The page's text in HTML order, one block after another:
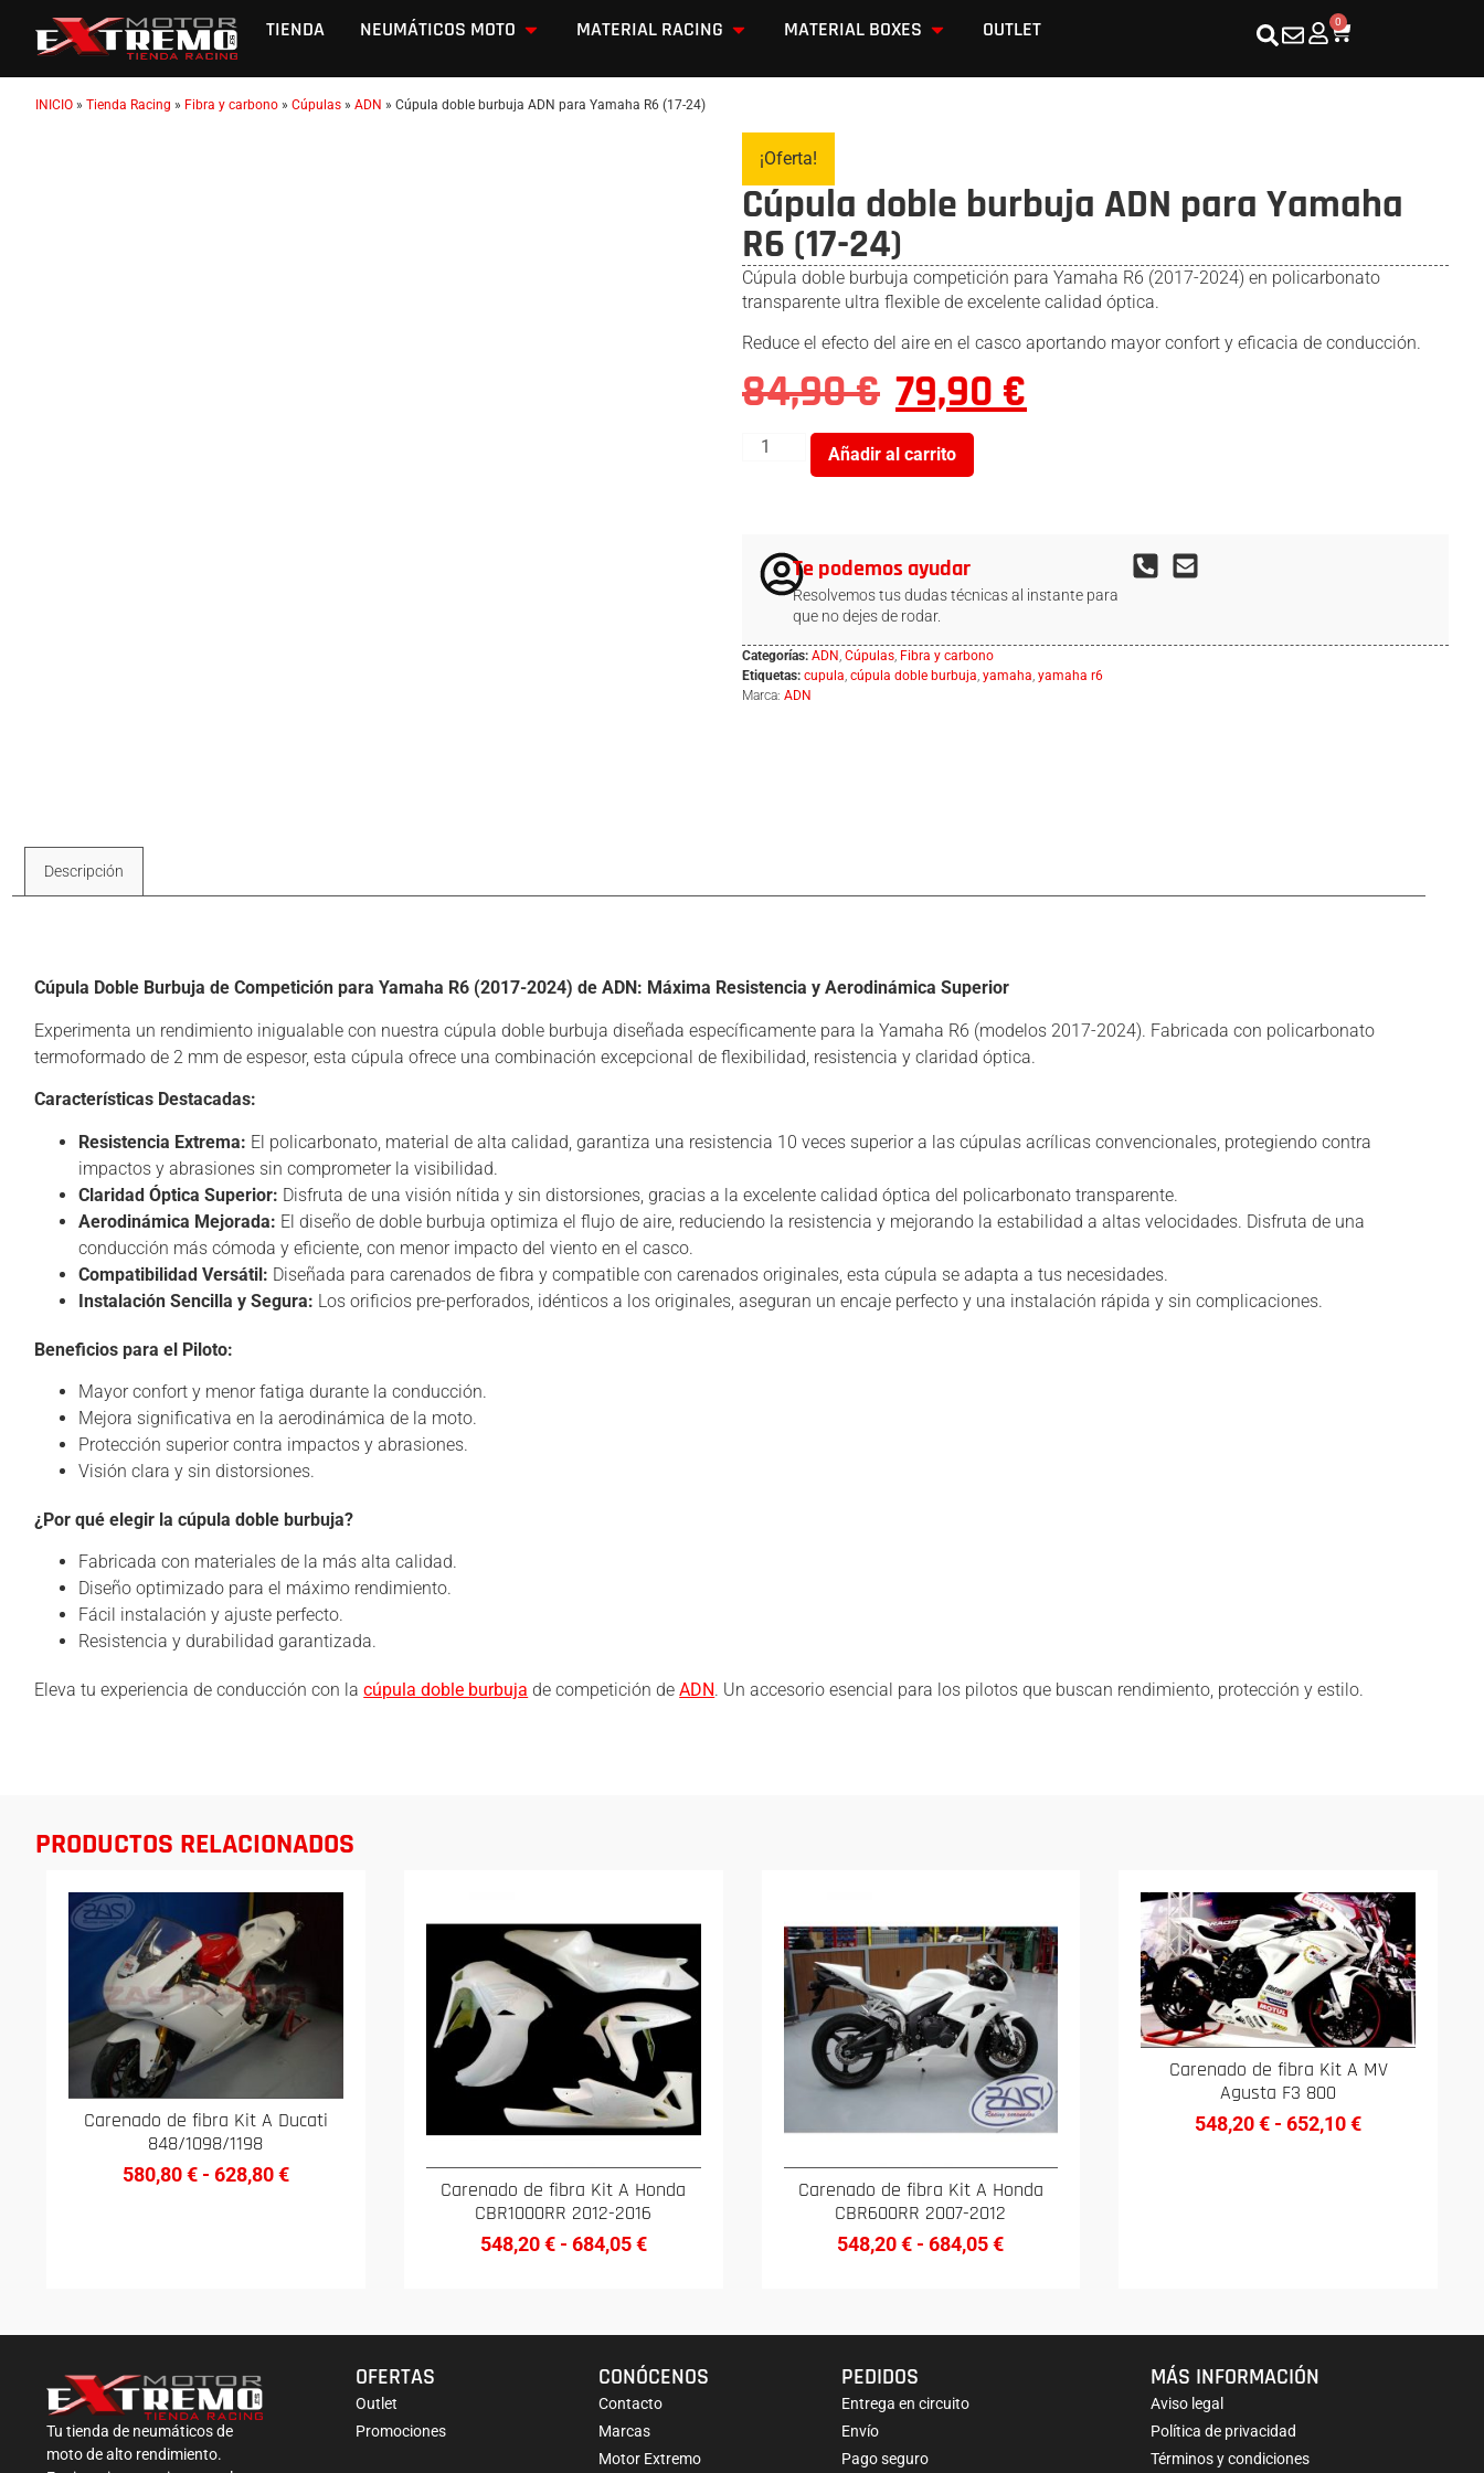
TIENDA NEUMÁTICOS MOTO MATERIAL RACING MATERIAL BOXES OUTLET 0
INICIO » Tienda Racing » Fibra y carbono » Cúpulas » ADN » Cúpula doble burbuja ADN para Yamaha R6 (17-24)
¡Oferta!
Cúpula doble burbuja ADN para Yamaha
R6 (17-24)
Cúpula doble burbuja competición para Yamaha R6 (2017-2024) en policarbonato
transparente ultra flexible de excelente calidad óptica.
Reduce el efecto del aire en el casco aportando mayor confort y eficacia de conducción.
84,90€ 79,90€
Añadir al carrito
Te podemos ayudar
Resolvemos tus dudas técnicas al instante para
que no dejes de rodar.
Categorías: ADN , Cúpulas, Fibra y carbono
Etiquetas: cupula, cúpula doble burbuja, yamaha, yamaha r6
Marca: ADN
Descripción
Cúpula Doble Burbuja de Competición para Yamaha R6 (2017-2024) de ADN: Máxima Resistencia y Aerodinámica Superior
Experimenta un rendimiento inigualable con nuestra cúpula doble burbuja diseñada específicamente para la Yamaha R6 (modelos 2017-2024). Fabricada con policarbonato
termoformado de 2 mm de espesor, esta cúpula ofrece una combinación excepcional de flexibilidad, resistencia y claridad óptica.
Características Destacadas:
Resistencia Extrema: El policarbonato, material de alta calidad, garantiza una resistencia 10 veces superior a las cúpulas acrílicas convencionales, protegiendo contra
impactos y abrasiones sin comprometer la visibilidad.
Claridad Óptica Superior: Disfruta de una visión nítida y sin distorsiones, gracias a la excelente calidad óptica del policarbonato transparente.
Aerodinámica Mejorada: El diseño de doble burbuja optimiza el flujo de aire, reduciendo la resistencia y mejorando la estabilidad a altas velocidades. Disfruta de una
conducción más cómoda y eficiente, con menor impacto del viento en el casco.
Compatibilidad Versátil: Diseñada para carenados de fibra y compatible con carenados originales, esta cúpula se adapta a tus necesidades.
Instalación Sencilla y Segura: Los orificios pre-perforados, idénticos a los originales, aseguran un encaje perfecto y una instalación rápida y sin complicaciones.
Beneficios para el Piloto:
Mayor confort y menor fatiga durante la conducción.
Mejora significativa en la aerodinámica de la moto.
Protección superior contra impactos y abrasiones.
Visión clara y sin distorsiones.
¿Por qué elegir la cúpula doble burbuja?
Fabricada con materiales de la más alta calidad.
Diseño optimizado para el máximo rendimiento.
Fácil instalación y ajuste perfecto.
Resistencia y durabilidad garantizada.
Eleva tu experiencia de conducción con lacúpula doble burbuja de competición deADN. Un accesorio esencial para los pilotos que buscan rendimiento, protección y estilo.
PRODUCTOS RELACIONADOS
Carenado de fibra Kit A Ducati
848/1098/1198
580,80€ - 628,80€
Carenado de fibra Kit A Honda
CBR1000RR 2012-2016
548,20€ - 684,05€
Carenado de fibra Kit A Honda
CBR600RR 2007-2012
548,20€ - 684,05€
Carenado de fibra Kit A MV
Agusta F3 800
548,20€ - 652,10€
Tu tienda de neumáticos de
moto de alto rendimiento.
OFERTAS
Outlet
Promociones
CONÓCENOS
Contacto
Marcas
Motor Extremo
PEDIDOS
Entrega en circuito
Envío
Pago seguro
MÁS INFORMACIÓN
Aviso legal
Política de privacidad
Términos y condiciones